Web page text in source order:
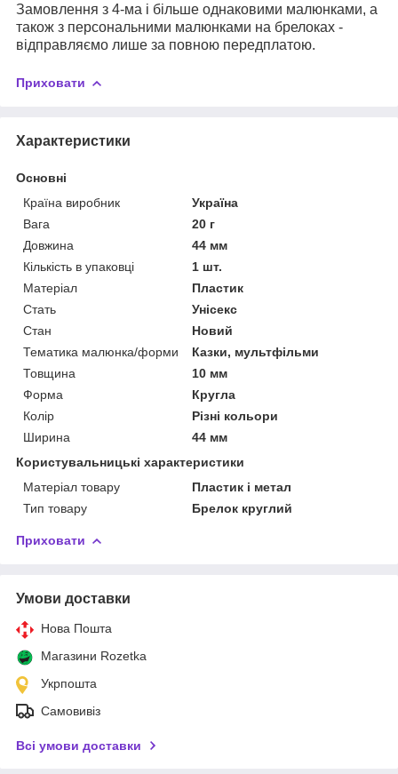
Замовлення з 4-ма і більше однаковими малюнками, а
також з персональними малюнками на брелоках -
відправляємо лише за повною передплатою.
Приховати
Характеристики
Основні
Країна виробник
Україна
Вага
20 г
Довжина
44 мм
Кількість в упаковці
1 шт.
Матеріал
Пластик
Стать
Унісекс
Стан
Новий
Тематика малюнка/форми
Казки, мультфільми
Товщина
10 мм
Форма
Кругла
Колір
Різні кольори
Ширина
44 мм
Користувальницькі характеристики
Матеріал товару
Пластик і метал
Тип товару
Брелок круглий
Приховати
Умови доставки
Нова Пошта
Магазини Rozetka
Укрпошта
Самовивіз
Всі умови доставки